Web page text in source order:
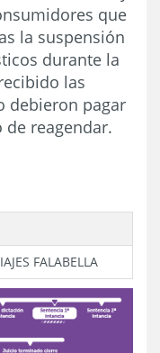
que
la suspensión
durante la
las
debieron pagar
reagendar.
FALABELLA